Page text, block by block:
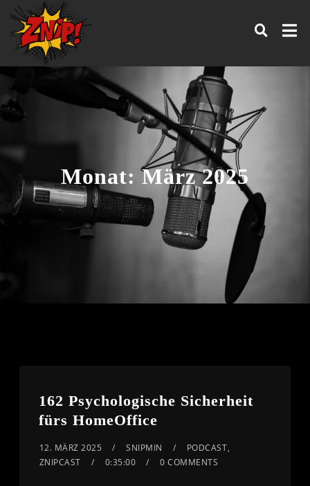
Monat:März 2025
162 Psychologische Sicherheit
fürs HomeOffice
12. MÄRZ 2025 SNIPMIN PODCAST,
ZNIPCAST
0:35:00 0 COMMENTS